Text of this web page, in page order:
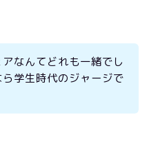
なんてどれも一緒でし
学生時代のジャージで